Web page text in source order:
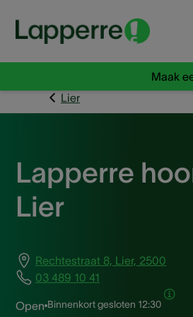
Maak
Lier
Lapperre
Lier
Rechtestraat 8, Lier, 2500
03 489 10 41
Open Binnenkort gesloten 12:30